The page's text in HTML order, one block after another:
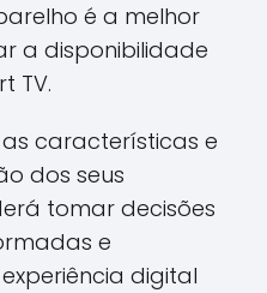
é a melhor
a disponibilidade
TV.
características e
dos seus
tomar decisões
e
digital